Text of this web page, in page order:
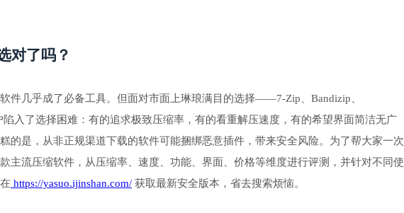
对了吗？
件几乎成了必备工具。但面对市面上琳琅满目的选择——7-Zip、Bandizip、
入了选择困难：有的追求极致压缩率，有的看重解压速度，有的希望界面简洁无广
的是，从非正规渠道下载的软件可能捆绑恶意插件，带来安全风险。为了帮大家一次
主流压缩软件，从压缩率、速度、功能、界面、价格等维度进行评测，并针对不同使
https://yasuo.ijinshan.com/ 获取最新安全版本，省去搜索烦恼。